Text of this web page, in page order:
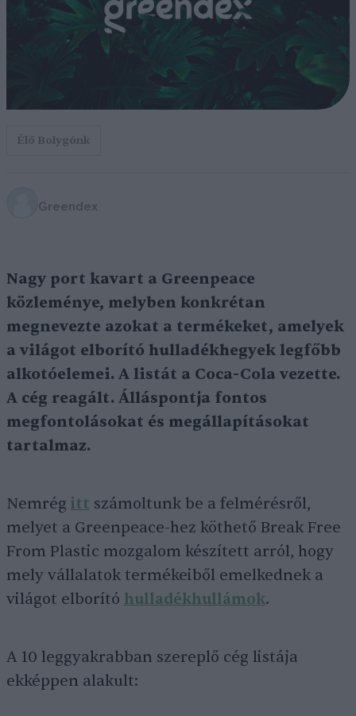
Élő Bolygónk
Greendex
Nagy port kavart a Greenpeace
közleménye, melyben konkrétan
megnevezte azokat a termékeket, amelyek
a világot elborító hulladékhegyek legfőbb
alkotóelemei. A listát a Coca-Cola vezette.
A cég reagált. Álláspontja fontos
megfontolásokat és megállapításokat
tartalmaz.
Nemrég itt számoltunk be a felmérésről,
melyet a Greenpeace-hez köthető Break Free
From Plastic mozgalom készített arról, hogy
mely vállalatok termékeiből emelkednek a
világot elborító hulladékhullámok.
A 10 leggyakrabban szereplő cég listája
ekképpen alakult: